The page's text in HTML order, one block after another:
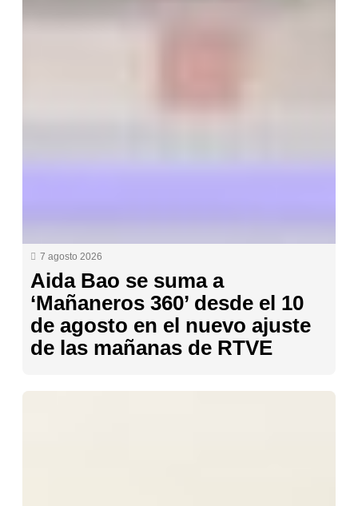
7 agosto 2026
Aida Bao se suma a
‘Mañaneros 360’ desde el 10
de agosto en el nuevo ajuste
de las mañanas de RTVE